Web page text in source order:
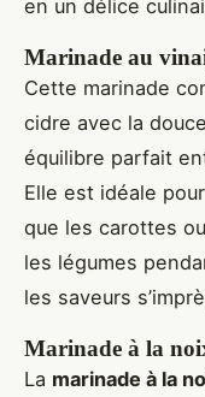
en un délice
Marinade au
Cette marinade
cidre avec la
équilibre parfait
Elle est idéale
que les carottes
les légumes
les saveurs
Marinade à la
La marinade à la